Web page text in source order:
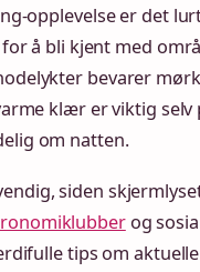
opplevelse er det
å bli kjent med
bevarer
klær er viktig selv
om natten.
siden
og
tips om